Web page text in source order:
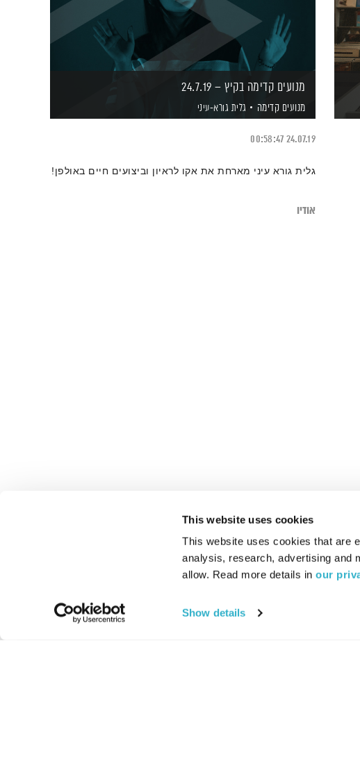
This website uses cookies
This website uses cookies that are
analysis, research, advertising and
allow. Read more details in our
Show details
מנועים קדימה בקיץ – 24.7.19
מנועים קדימה גלית גורא-עיני
24.07.19
00:58:47
גלית גורא עיני מארחת את אקו לראיון וביצועים חיים באולפן!
אודיו